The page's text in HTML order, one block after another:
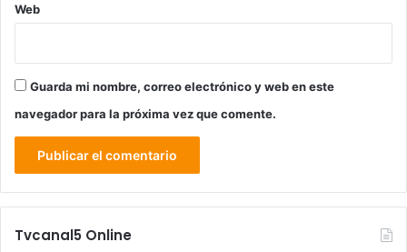
Web
Guarda mi nombre, correo electrónico y web en este
navegador para la próxima vez que comente.
Tvcanal5 Online